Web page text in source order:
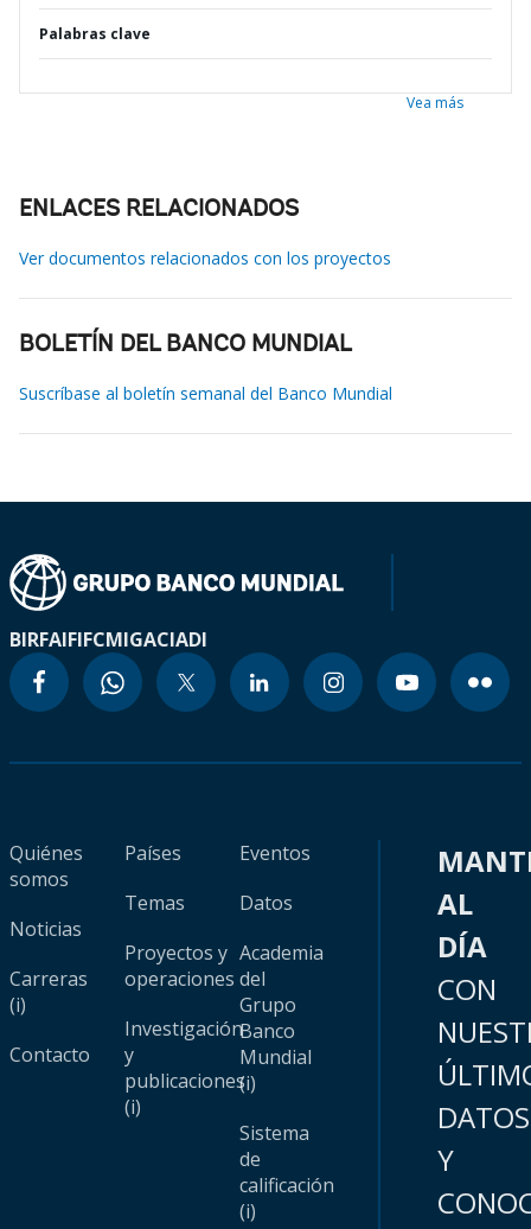
Palabras clave
Vea más
ENLACES RELACIONADOS
Ver documentos relacionados con los proyectos
BOLETÍN DEL BANCO MUNDIAL
Suscríbase al boletín semanal del Banco Mundial
BIRFAIFIFCMIGACIADI
Quiénes
somos
Noticias
Carreras
(i)
Contacto
Países
Temas
Proyectos y
operaciones
Investigación
y
publicaciones
(i)
Eventos
Datos
Academia
del
Grupo
Banco
Mundial
(i)
Sistema
de
calificación
(i)
AL
DÍA
CON
DATOS
Y